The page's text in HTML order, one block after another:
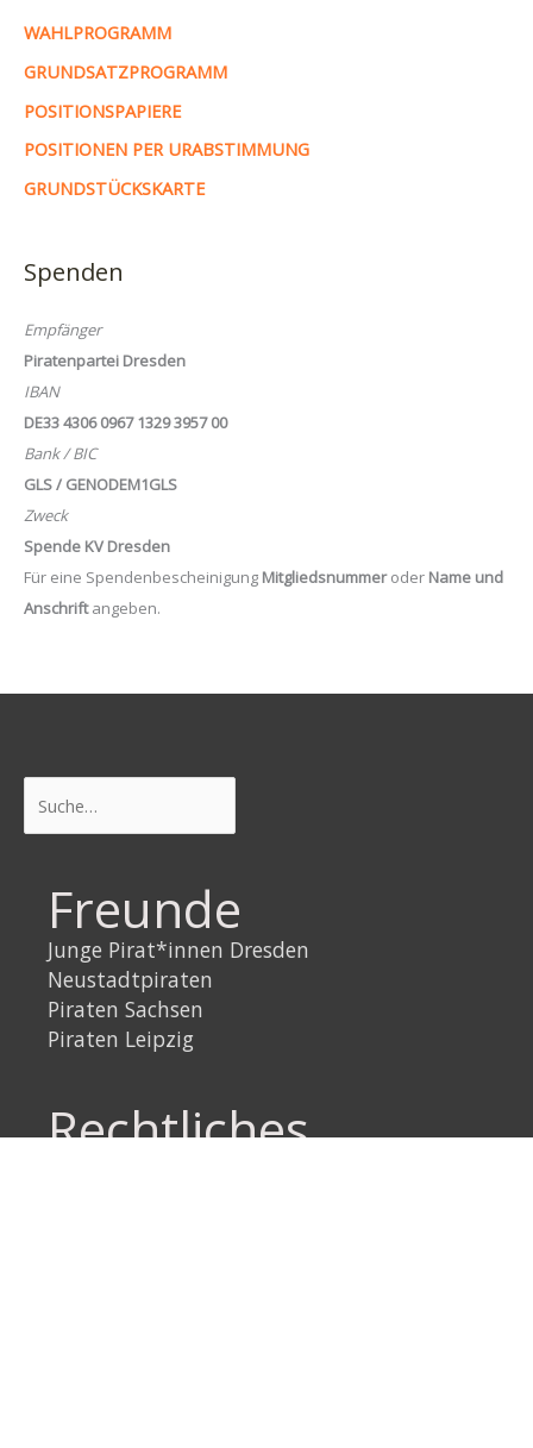
WAHLPROGRAMM
GRUNDSATZPROGRAMM
POSITIONSPAPIERE
POSITIONEN PER URABSTIMMUNG
GRUNDSTÜCKSKARTE
Spenden
Empfänger
Piratenpartei Dresden
IBAN
DE33 4306 0967 1329 3957 00
Bank / BIC
GLS / GENODEM1GLS
Zweck
Spende KV Dresden
Für eine Spendenbescheinigung Mitgliedsnummeroder Name und
Anschriftangeben.
Freunde
Junge Pirat*innen Dresden
Neustadtpiraten
Piraten Sachsen
Piraten Leipzig
Rechtliches